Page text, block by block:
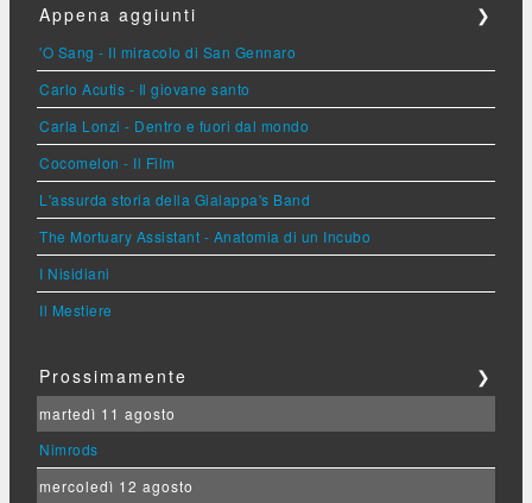
Appena aggiunti ❯
'O Sang - Il miracolo di San Gennaro
Carlo Acutis - Il giovane santo
Carla Lonzi - Dentro e fuori dal mondo
Cocomelon - Il Film
L'assurda storia della Gialappa's Band
The Mortuary Assistant - Anatomia di un Incubo
I Nisidiani
Il Mestiere
Prossimamente ❯
martedì 11 agosto
Nimrods
mercoledì 12 agosto